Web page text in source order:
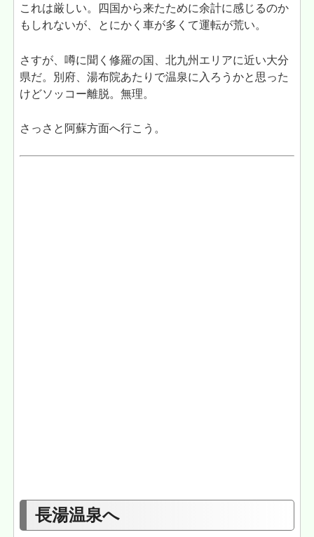
これは厳しい。四国から来たために余計に感じるのか
もしれないが、とにかく車が多くて運転が荒い。
さすが、噂に聞く修羅の国、北九州エリアに近い大分
県だ。別府、湯布院あたりで温泉に入ろうかと思った
けどソッコー離脱。無理。
さっさと阿蘇方面へ行こう。
長湯温泉へ